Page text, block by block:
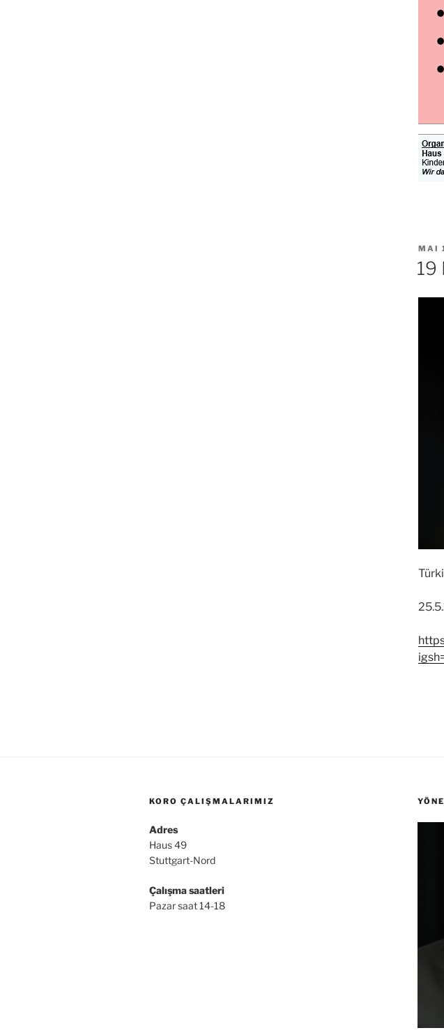
AM
MAI
19
KORO ÇALIŞMALARIMIZ
Adres
Haus 49
Stuttgart-Nord
Çalışma saatleri
Pazar saat 14-18